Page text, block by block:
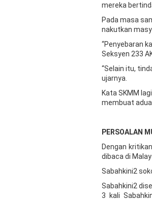
mereka
Pada masa
nakutkan
“Penyebaran
Seksyen 233
“Selain itu,
ujarnya.
Kata SKMM
membuat
PERSOALAN
Dengan
dibaca di
Sabahkini2
Sabahkini2
3 kali